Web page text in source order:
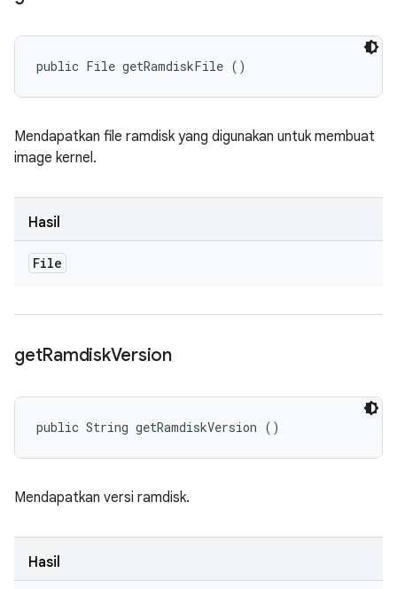
public File getRamdiskFile ()
Mendapatkan file ramdisk yang digunakan untuk membuat
image kernel.
Hasil
File
getRamdiskVersion
public String getRamdiskVersion ()
Mendapatkan versi ramdisk.
Hasil